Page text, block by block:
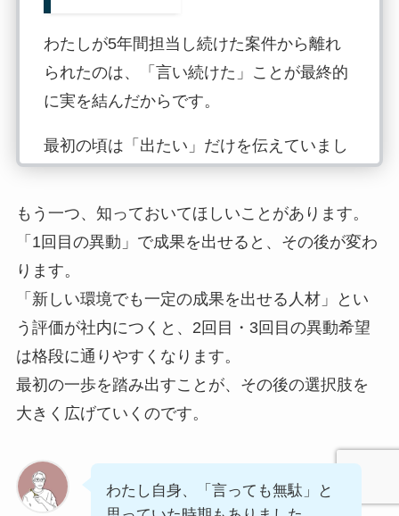
わたしが5年間担当し続けた案件から離れ
られたのは、「言い続けた」ことが最終的
に実を結んだからです。
最初の頃は「出たい」だけを伝えていまし
「いつ・どの案件へ・何がしたいか・今何
を勉強しているか」をセットで伝えるよう
にしたのです。それを繰り返すうちに、上
司の「聞き流し」が「検討」に変わってい
くのを感じました。
部長との会話でチャンスが来たとき、「あ
の人はずっと言い続けていた」という積み
重ねが、「じゃあ任せてみよう」という決
異動先は確かに忙しく、最初の数ヶ月はき
つかった。でも、あの経験がいまのキャリ
もう一つ、知っておいてほしいことがあります。
「1回目の異動」で成果を出せると、その後が変わ
ります。
「新しい環境でも一定の成果を出せる人材」とい
う評価が社内につくと、2回目・3回目の異動希望
は格段に通りやすくなります。
最初の一歩を踏み出すことが、その後の選択肢を
大きく広げていくのです。
わたし自身、「言っても無駄」と